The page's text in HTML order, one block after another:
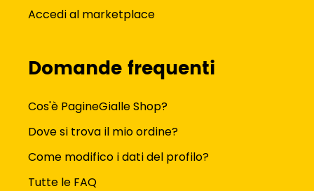
Accedi al marketplace
Domande frequenti
Cos'è PagineGialle Shop?
Dove si trova il mio ordine?
Come modifico i dati del profilo?
Tutte le FAQ